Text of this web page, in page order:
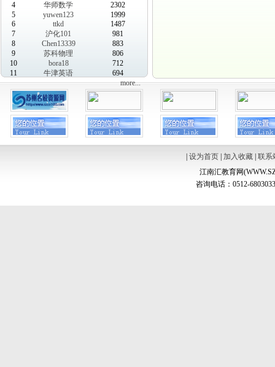
4
华师数学
2302
5
yuwen123
1999
6
ttkd
1487
7
沪化101
981
8
Chen13339
883
9
苏科物理
806
10
bora18
712
11
牛津英语
694
more...
设为首页| 加入收藏| 联系
江南汇教育网
咨询电话：0512-